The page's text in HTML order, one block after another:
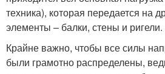
техника), которая передается на
элементы – балки, стены и ригели.
Крайне важно, чтобы все силы
были грамотно распределены,